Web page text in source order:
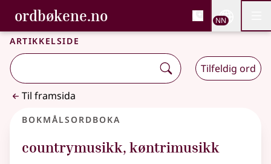
Gå til hovudinnhald
Tilgjenge
ordbøkene.no, Bokmålsordboka og
Bokmålsordboka og Nynorskordboka
NN
Artikkelside
Tilfeldig ord
Til framsida
Bokmålsordboka
countrymusikk, køntrimusikk